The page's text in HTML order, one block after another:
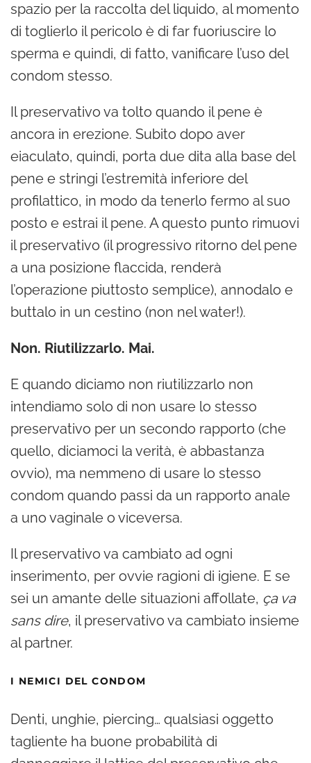
spazio per la raccolta del liquido, al momento
di toglierlo il pericolo è di far fuoriuscire lo
sperma e quindi, di fatto, vanificare l’uso del
condom stesso.
Il preservativo va tolto quando il pene è
ancora in erezione. Subito dopo aver
eiaculato, quindi, porta due dita alla base del
pene e stringi l’estremità inferiore del
profilattico, in modo da tenerlo fermo al suo
posto e estrai il pene. A questo punto rimuovi
il preservativo (il progressivo ritorno del pene
a una posizione flaccida, renderà
l’operazione piuttosto semplice), annodalo e
buttalo in un cestino (non nel water!).
Non. Riutilizzarlo. Mai.
E quando diciamo non riutilizzarlo non
intendiamo solo di non usare lo stesso
preservativo per un secondo rapporto (che
quello, diciamoci la verità, è abbastanza
ovvio), ma nemmeno di usare lo stesso
condom quando passi da un rapporto anale
a uno vaginale o viceversa.
Il preservativo va cambiato ad ogni
inserimento, per ovvie ragioni di igiene. E se
sei un amante delle situazioni affollate, ça va
sans dire, il preservativo va cambiato insieme
al partner.
I NEMICI DEL CONDOM
Denti, unghie, piercing… qualsiasi oggetto
tagliente ha buone probabilità di